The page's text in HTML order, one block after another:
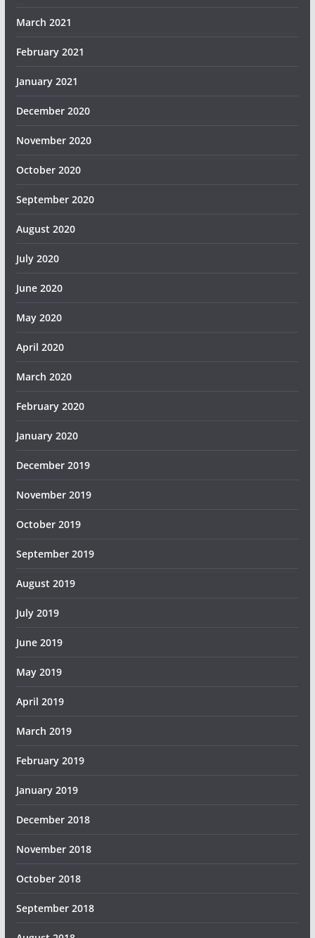
March 2021
February 2021
January 2021
December 2020
November 2020
October 2020
September 2020
August 2020
July 2020
June 2020
May 2020
April 2020
March 2020
February 2020
January 2020
December 2019
November 2019
October 2019
September 2019
August 2019
July 2019
June 2019
May 2019
April 2019
March 2019
February 2019
January 2019
December 2018
November 2018
October 2018
September 2018